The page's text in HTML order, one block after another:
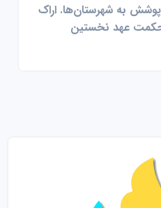
به شهرستان‌ها. اراک
عهد نخستین